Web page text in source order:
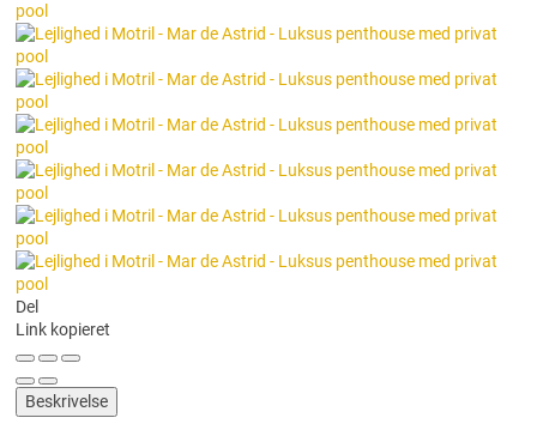
Del
Link kopieret
Beskrivelse